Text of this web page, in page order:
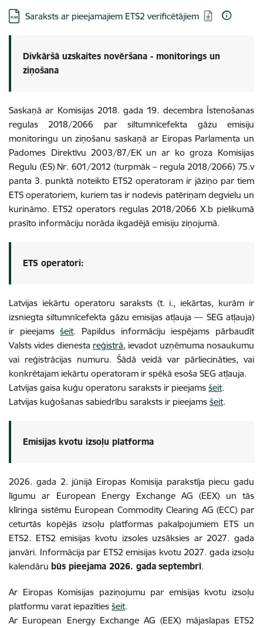
Lejupielādēt:
Saraksts ar pieejamajiem ETS2 verificētājiem
Divkāršā uzskaites novēršana - monitorings un
ziņošana
Saskaņā ar Komisijas 2018. gada 19. decembra Īstenošanas
regulas 2018/2066 par siltumnīcefekta gāzu emisiju
monitoringu un ziņošanu saskaņā ar Eiropas Parlamenta un
Padomes Direktīvu 2003/87/EK un ar ko groza Komisijas
Regulu (ES) Nr. 601/2012 (turpmāk – regula 2018/2066) 75.v
panta 3. punktā noteikto ETS2 operatoram ir jāziņo par tiem
ETS operatoriem, kuriem tas ir nodevis patēriņam degvielu un
kurināmo. ETS2 operators regulas 2018/2066 X.b pielikumā
prasīto informāciju norāda ikgadējā emisiju ziņojumā.
ETS operatori:
Latvijas iekārtu operatoru saraksts (t. i., iekārtas, kurām ir
izsniegta siltumnīcefekta gāzu emisijas atļauja — SEG atļauja)
ir pieejamsšeit. Papildus informāciju iespējams pārbaudīt
Valsts vides dienesta reģistrā, ievadot uzņēmuma nosaukumu
vai reģistrācijas numuru. Šādā veidā var pārliecināties, vai
konkrētajam iekārtu operatoram ir spēkā esoša SEG atļauja.
Latvijas gaisa kuģu operatoru saraksts ir pieejams šeit.
Latvijas kuģošanas sabiedrību saraksts ir pieejams šeit.
Emisijas kvotu izsoļu platforma
2026. gada 2. jūnijā Eiropas Komisija parakstīja piecu gadu
līgumu ar European Energy Exchange AG (EEX) un tās
klīringa sistēmu European Commodity Clearing AG (ECC) par
ceturtās kopējās izsoļu platformas pakalpojumiem ETS un
ETS2. ETS2 emisijas kvotu izsoles uzsāksies ar 2027. gada
janvāri. Informācija par ETS2 emisijas kvotu 2027. gada izsoļu
kalendāru būs pieejama 2026. gada septembrī.
Ar Eiropas Komisijas paziņojumu par emisijas kvotu izsoļu
platformu varat iepazīties šeit.
Ar European Energy Exchange AG (EEX) mājaslapas ETS2